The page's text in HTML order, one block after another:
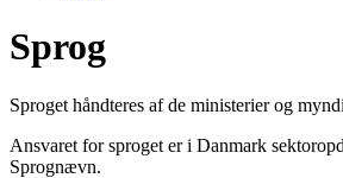
Sprog
Sproget håndteres af de ministerier og
Ansvaret for sproget er i Danmark
Sprognævn.